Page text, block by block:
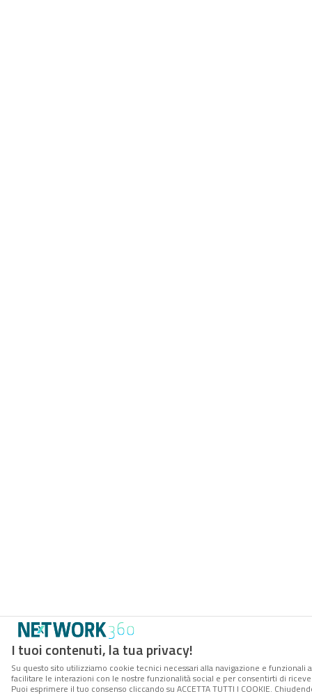
I tuoi contenuti, la tua privacy!
Su questo sito utilizziamo cookie tecnici necessari alla navigazione e
facilitare le interazioni con le nostre funzionalità social e per consentirti di
Puoi esprimere il tuo consenso cliccando su ACCETTA TUTTI I COOKIE.